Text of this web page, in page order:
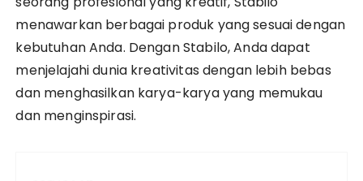
menawarkan berbagai produk yang sesuai dengan
kebutuhan Anda. Dengan Stabilo, Anda dapat
menjelajahi dunia kreativitas dengan lebih bebas
dan menghasilkan karya-karya yang memukau
dan menginspirasi.